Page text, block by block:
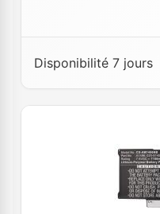
Disponibilité 7 jours